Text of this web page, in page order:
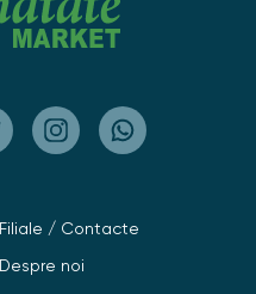
Filiale / Contacte
Despre noi